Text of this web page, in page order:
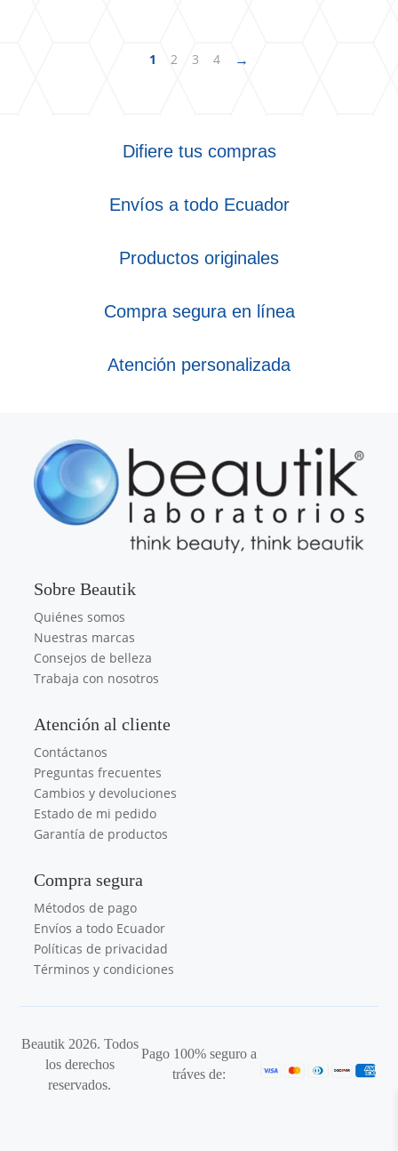
1 2 3 4 →
Difiere tus compras
Envíos a todo Ecuador
Productos originales
Compra segura en línea
Atención personalizada
Sobre Beautik
Quiénes somos
Nuestras marcas
Consejos de belleza
Trabaja con nosotros
Atención al cliente
Contáctanos
Preguntas frecuentes
Cambios y devoluciones
Estado de mi pedido
Garantía de productos
Compra segura
Métodos de pago
Envíos a todo Ecuador
Políticas de privacidad
Términos y condiciones
Beautik 2026. Todos
los derechos
reservados.
Pago 100% seguro a
tráves de: